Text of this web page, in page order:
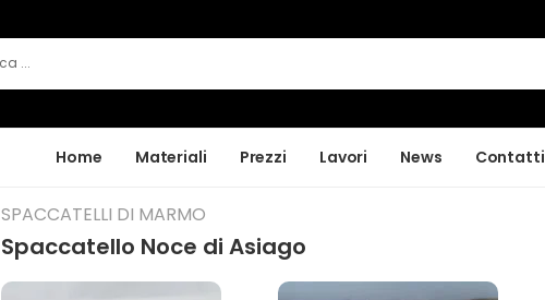
Home Materiali Prezzi Lavori News Contatti
SPACCATELLI DI MARMO
Spaccatello Noce di Asiago